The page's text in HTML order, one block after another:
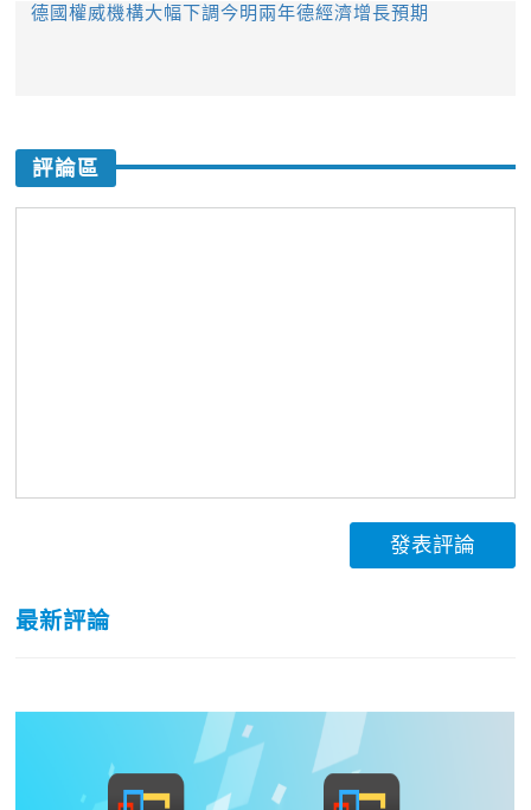
德國權威機構大幅下調今明兩年德經濟增長預期
評論區
發表評論
最新評論